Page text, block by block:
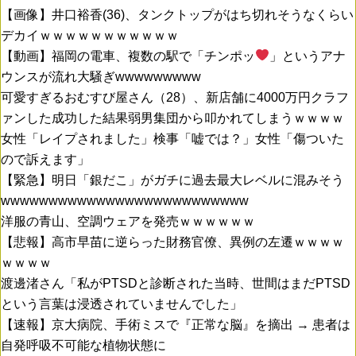
【画像】井口裕香(36)、タンクトップがはち切れそうなくらい
デカイｗｗｗｗｗｗｗｗｗｗｗ
【動画】福岡の電車、複数の駅で「チンポッ
」というアナ
ウンスが流れ大騒ぎwwwwwwwww
可愛すぎるおむすび屋さん（28）、新店舗に4000万円クラフ
ァンした成功した結果弱男集団から叩かれてしまうｗｗｗｗ
女性「レイプされました」検事「嘘では？」女性「傷ついた
ので訴えます」
【緊急】明日「銀だこ」がガチに過去最大レベルに混みそう
wwwwwwwwwwwwwwwwwwwwwwwwww
洋服の青山、空調ウェアを発売ｗｗｗｗｗｗ
【悲報】高市早苗に逆らった財務官僚、異例の左遷ｗｗｗｗ
ｗｗｗｗ
渡邊渚さん「私がPTSDと診断された当時、世間はまだPTSD
という言葉は浸透されていませんでした」
【速報】京大病院、手術ミスで『正常な脳』を摘出 → 患者は
自発呼吸不可能な植物状態に